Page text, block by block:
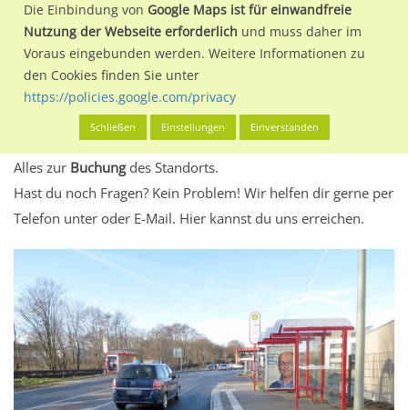
aktuelleStandortinformationenundLeistungswerte. Damit
kannst du dich schon vor der Buchung im Detail über den
Standort, seine Reichweite und Werbewirkung sowie
eventuelle Beschränkungen in den zugelassenen
Werbeinhalten informieren.
Alles klar? Dann findest du direkt im unteren Teil dieser Seite
Alles zur Buchungdes Standorts.
Hast du noch Fragen? Kein Problem! Wir helfen dir gerne per
Telefon unter oder E-Mail. Hier kannst du uns erreichen.
Die Einbindung von Google Maps ist für einwandfreie
Nutzung der Webseite erforderlich und muss daher im
Voraus eingebunden werden. Weitere Informationen zu
den Cookies finden Sie unter
https://policies.google.com/privacy
Schließen Einstellungen Einverstanden